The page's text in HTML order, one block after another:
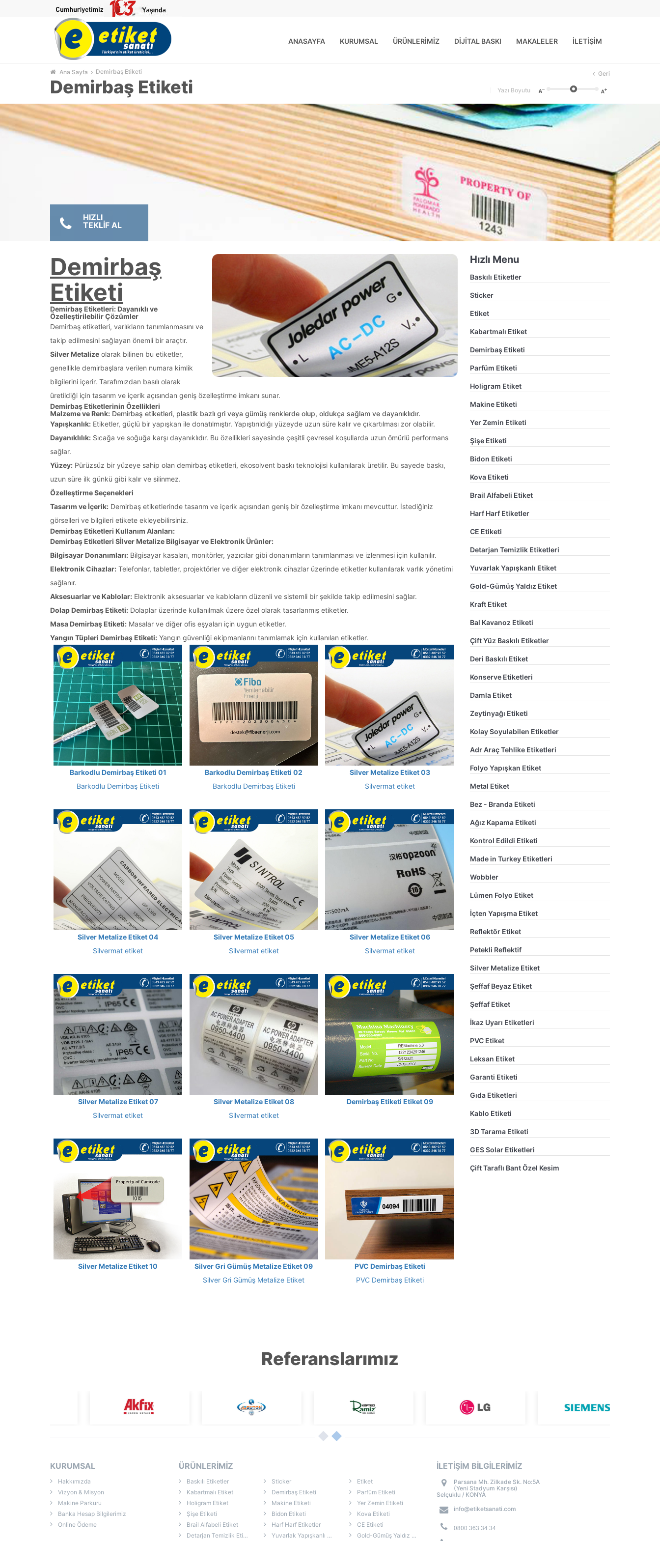
ANASAYFA KURUMSAL ÜRÜNLERİMİZ DİJİTAL BASKI MAKALELER İLETİŞİM
Ana Sayfa Demirbaş Etiketi Geri
Demirbaş Etiketi Yazı Boyutu
HIZLI
TEKLİF AL
Demirbaş
Etiketi
Demirbaş Etiketleri: Dayanıklı ve
Özelleştirilebilir Çözümler
Demirbaş etiketleri, varlıkların tanımlanmasını ve
takip edilmesini sağlayan önemli bir araçtır.
Silver Metalize olarak bilinen bu etiketler,
genellikle demirbaşlara verilen numara kimlik
bilgilerini içerir. Tarafımızdan basılı olarak
üretildiği için tasarım ve içerik açısından geniş özelleştirme imkanı sunar.
Demirbaş Etiketlerinin Özellikleri
Malzeme ve Renk: Demirbaş etiketleri, plastik bazlı gri veya gümüş renklerde olup, oldukça sağlam ve dayanıklıdır.
Yapışkanlık: Etiketler, güçlü bir yapışkan ile donatılmıştır. Yapıştırıldığı yüzeyde uzun süre kalır ve çıkartılması zor olabilir.
Dayanıklılık: Sıcağa ve soğuğa karşı dayanıklıdır. Bu özellikleri sayesinde çeşitli çevresel koşullarda uzun ömürlü performans
sağlar.
Yüzey: Pürüzsüz bir yüzeye sahip olan demirbaş etiketleri, ekosolvent baskı teknolojisi kullanılarak üretilir. Bu sayede baskı,
uzun süre ilk günkü gibi kalır ve silinmez.
Özelleştirme Seçenekleri
Tasarım ve İçerik: Demirbaş etiketlerinde tasarım ve içerik açısından geniş bir özelleştirme imkanı mevcuttur. İstediğiniz
görselleri ve bilgileri etikete ekleyebilirsiniz.
Demirbaş Etiketleri Kullanım Alanları:
Demirbaş Etiketleri Sİlver Metalize Bilgisayar ve Elektronik Ürünler:
Bilgisayar Donanımları: Bilgisayar kasaları, monitörler, yazıcılar gibi donanımların tanımlanması ve izlenmesi için kullanılır.
Elektronik Cihazlar: Telefonlar, tabletler, projektörler ve diğer elektronik cihazlar üzerinde etiketler kullanılarak varlık yönetimi
sağlanır.
Aksesuarlar ve Kablolar: Elektronik aksesuarlar ve kabloların düzenli ve sistemli bir şekilde takip edilmesini sağlar.
Dolap Demirbaş Etiketi: Dolaplar üzerinde kullanılmak üzere özel olarak tasarlanmış etiketler.
Masa Demirbaş Etiketi: Masalar ve diğer ofis eşyaları için uygun etiketler.
Yangın Tüpleri Demirbaş Etiketi: Yangın güvenliği ekipmanlarını tanımlamak için kullanılan etiketler.
Barkodlu Demirbaş Etiketi 01
Barkodlu Demirbaş Etiketi
Barkodlu Demirbaş Etiketi 02
Barkodlu Demirbaş Etiketi
Silver Metalize Etiket 03
Silvermat etiket
Silver Metalize Etiket 04
Silvermat etiket
Silver Metalize Etiket 05
Silvermat etiket
Silver Metalize Etiket 06
Silvermat etiket
Silver Metalize Etiket 07
Silvermat etiket
Silver Metalize Etiket 08
Silvermat etiket
Demirbaş Etiketi Etiket 09
Silver Metalize Etiket 10
Silver Gri Gümüş Metalize Etiket 09
Silver Gri Gümüş Metalize Etiket
PVC Demirbaş Etiketi
PVC Demirbaş Etiketi
Hızlı Menu
Baskılı Etiketler
Sticker
Etiket
Kabartmalı Etiket
Demirbaş Etiketi
Parfüm Etiketi
Holigram Etiket
Makine Etiketi
Yer Zemin Etiketi
Şişe Etiketi
Bidon Etiketi
Kova Etiketi
Brail Alfabeli Etiket
Harf Harf Etiketler
CE Etiketi
Detarjan Temizlik Etiketleri
Yuvarlak Yapışkanlı Etiket
Gold-Gümüş Yaldız Etiket
Kraft Etiket
Bal Kavanoz Etiketi
Çift Yüz Baskılı Etiketler
Deri Baskılı Etiket
Konserve Etiketleri
Damla Etiket
Zeytinyağı Etiketi
Kolay Soyulabilen Etiketler
Adr Araç Tehlike Etiketleri
Folyo Yapışkan Etiket
Metal Etiket
Bez - Branda Etiketi
Ağız Kapama Etiketi
Kontrol Edildi Etiketi
Made in Turkey Etiketleri
Wobbler
Lümen Folyo Etiket
İçten Yapışma Etiket
Reflektör Etiket
Petekli Reflektif
Silver Metalize Etiket
Şeffaf Beyaz Etiket
Şeffaf Etiket
İkaz Uyarı Etiketleri
PVC Etiket
Leksan Etiket
Garanti Etiketi
Gıda Etiketleri
Kablo Etiketi
3D Tarama Etiketi
GES Solar Etiketleri
Çift Taraflı Bant Özel Kesim
Referanslarımız
KURUMSAL
Hakkımızda
Vizyon & Misyon
Makine Parkuru
Banka Hesap Bilgilerimiz
Online Ödeme
ÜRÜNLERİMİZ
Baskılı Etiketler Sticker
Etiket
Kabartmalı Etiket
Demirbaş Etiketi
Parfüm Etiketi
Holigram Etiket
Makine Etiketi
Yer Zemin Etiketi
Şişe Etiketi
Bidon Etiketi
Kova Etiketi
Brail Alfabeli Etiket
Harf Harf Etiketler
CE Etiketi
Detarjan Temizlik Etiketleri
Yuvarlak Yapışkanlı Etiket Gold-Gümüş Yaldız Etiket
İLETİŞİM BİLGİLERİMİZ
Parsana Mh. Zilkade Sk. No:5A
(Yeni Stadyum Karşısı)
Selçuklu / KONYA
info@etiketsanati.com
0800 363 34 34